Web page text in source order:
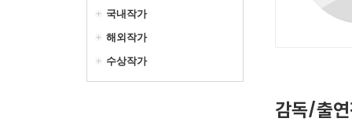
국내작가
해외작가
수상작가
감독/출